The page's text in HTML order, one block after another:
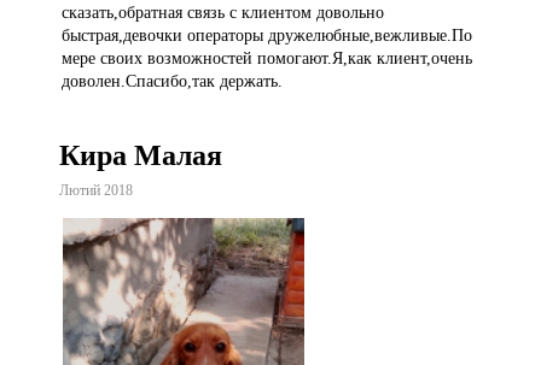
сказать,обратная связь с клиентом довольно
быстрая,девочки операторы дружелюбные,вежливые.По
мере своих возможностей помогают.Я,как клиент,очень
доволен.Спасибо,так держать.
Кира Малая
Лютий 2018